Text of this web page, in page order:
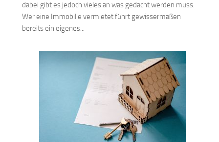
dabei gibt es jedoch vieles an was gedacht werden muss.
Wer eine Immobilie vermietet führt gewissermaßen
bereits ein eigenes...